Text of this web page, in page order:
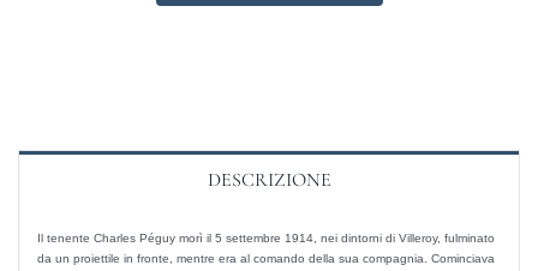
DESCRIZIONE
Il tenente Charles Péguy morì il 5 settembre 1914, nei dintorni di Villeroy, fulminato
da un proiettile in fronte, mentre era al comando della sua compagnia. Cominciava